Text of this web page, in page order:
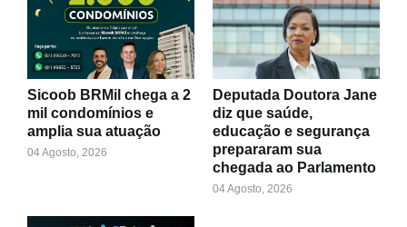
Sicoob BRMil chega a 2
mil condomínios e
amplia sua atuação
04 Agosto, 2026
Deputada Doutora Jane
diz que saúde,
educação e segurança
prepararam sua
chegada ao Parlamento
04 Agosto, 2026